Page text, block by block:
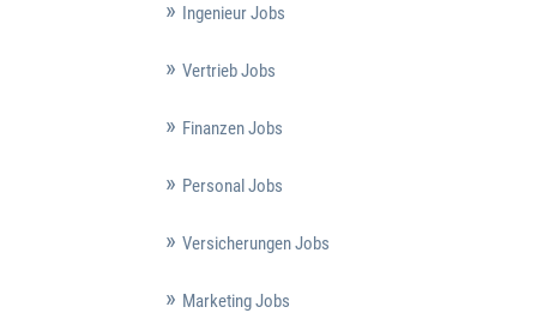
Ingenieur Jobs
Vertrieb Jobs
Finanzen Jobs
Personal Jobs
Versicherungen Jobs
Marketing Jobs